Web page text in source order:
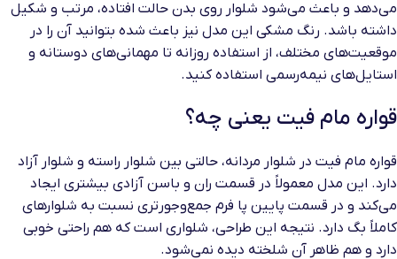
می‌دهد و باعث می‌شود شلوار روی بدن حالت افتاده، مرتب و شکیل
داشته باشد. رنگ مشکی این مدل نیز باعث شده بتوانید آن را در
موقعیت‌های مختلف، از استفاده روزانه تا مهمانی‌های دوستانه و
استایل‌های نیمه‌رسمی استفاده کنید.
قواره مام فیت یعنی چه؟
قواره مام فیت در شلوار مردانه، حالتی بین شلوار راسته و شلوار آزاد
دارد. این مدل معمولاً در قسمت ران و باسن آزادی بیشتری ایجاد
می‌کند و در قسمت پایین پا فرم جمع‌وجورتری نسبت به شلوارهای
کاملاً بگ دارد. نتیجه این طراحی، شلواری است که هم راحتی خوبی
دارد و هم ظاهر آن شلخته دیده نمی‌شود.